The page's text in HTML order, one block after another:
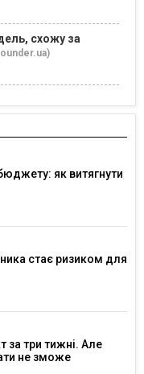
схожу за
як витягнути
стає ризиком для
за три тижні. Але
не зможе